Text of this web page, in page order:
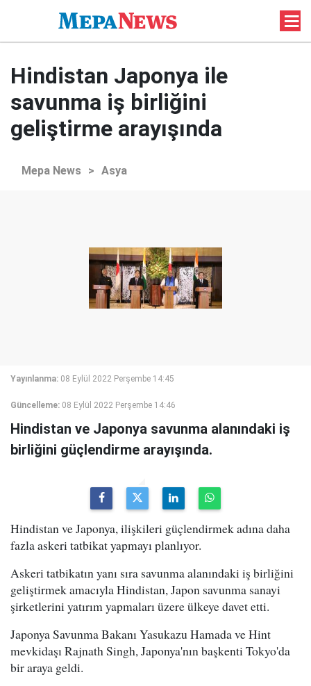
Hindistan Japonya ile
savunma iş birliğini
geliştirme arayışında
Mepa News > Asya
Yayınlanma: 08 Eylül 2022 Perşembe 14:45
Güncelleme: 08 Eylül 2022 Perşembe 14:46
Hindistan ve Japonya savunma alanındaki iş
birliğini güçlendirme arayışında.
Hindistan ve Japonya, ilişkileri güçlendirmek adına daha
fazla askeri tatbikat yapmayı planlıyor.
Askeri tatbikatın yanı sıra savunma alanındaki iş birliğini
geliştirmek amacıyla Hindistan, Japon savunma sanayi
şirketlerini yatırım yapmaları üzere ülkeye davet etti.
Japonya Savunma Bakanı Yasukazu Hamada ve Hint
mevkidaşı Rajnath Singh, Japonya'nın başkenti Tokyo'da
bir araya geldi.